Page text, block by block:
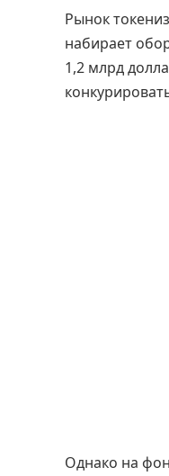
Рынок
набирает
1,2 млрд
Однако на